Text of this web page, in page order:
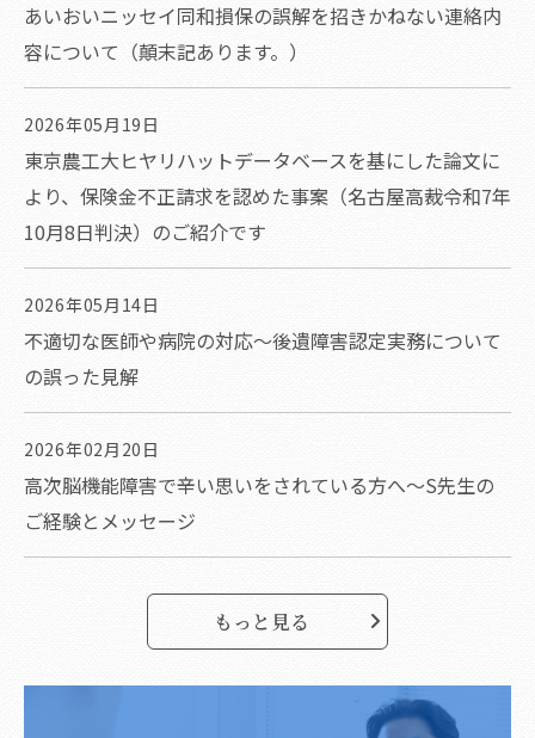
あいおいニッセイ同和損保の誤解を招きかねない連絡内
容について（顛末記あります。）
2026年05月19日
東京農工大ヒヤリハットデータベースを基にした論文に
より、保険金不正請求を認めた事案（名古屋高裁令和7年
10月8日判決）のご紹介です
2026年05月14日
不適切な医師や病院の対応～後遺障害認定実務について
の誤った見解
2026年02月20日
高次脳機能障害で辛い思いをされている方へ～S先生の
ご経験とメッセージ
もっと見る